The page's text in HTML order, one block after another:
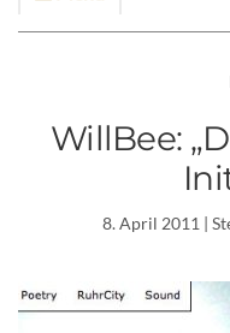
WillBee:
8. April 2011 |